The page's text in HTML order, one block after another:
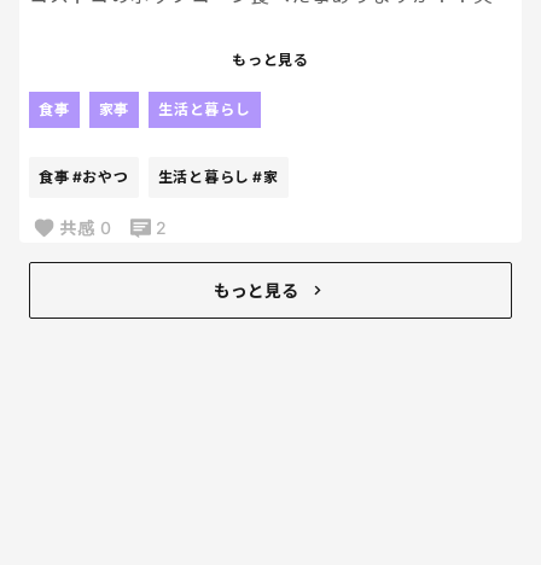
我が家は、コストコのポップコーンが大好きすぎて
ます。笑
ほんとーーにおいしくて、一度つくったらもう止ま
目の前にあったら、次から次へと口に運んでしまう。
笑
我が家の定番おやつです〜
もっと見る
食事 家事 生活と暮らし
食事 #おやつ 生活と暮らし #家
共感 0 2
もっと見る